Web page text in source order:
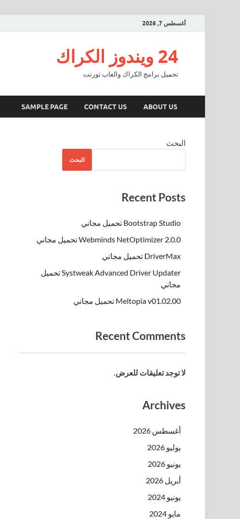
أغسطس 7, 2026
24 ويندوز الكراك
تحميل برامج الكراك والعاب تورنت
ABOUT US
CONTACT US
SAMPLE PAGE
البحث
البحث
Recent Posts
Bootstrap Studio تحميل مجاني
Webminds NetOptimizer 2.0.0 تحميل مجاني
DriverMax تحميل مجاني
Systweak Advanced Driver Updater تحميل
مجاني
Meltopia v01.02.00 تحميل مجاني
Recent Comments
لا توجد تعليقات للعرض.
Archives
أغسطس 2026
يوليو 2026
يونيو 2026
أبريل 2026
يونيو 2024
مايو 2024